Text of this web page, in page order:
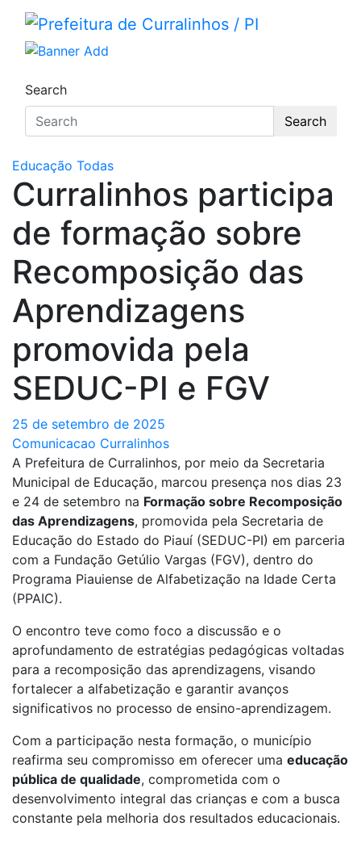
Skip
contentPrefeitura de Curralinhos /
Portal Institucional da Prefeitura de
Search
Search
Educação Todas
Curralinhos participa
de formação sobre
Recomposição das
Aprendizagens
promovida pela
SEDUC-PI e FGV
25 de setembro de 2025
Comunicacao Curralinhos
A Prefeitura de Curralinhos, por meio da Secretaria
Municipal de Educação, marcou presença nos dias 23
e 24 de setembro na Formação sobre Recomposição
das Aprendizagens, promovida pela Secretaria de
Educação do Estado do Piauí (SEDUC-PI) em parceria
com a Fundação Getúlio Vargas (FGV), dentro do
Programa Piauiense de Alfabetização na Idade Certa
(PPAIC).
O encontro teve como foco a discussão e o
aprofundamento de estratégias pedagógicas voltadas
para a recomposição das aprendizagens, visando
fortalecer a alfabetização e garantir avanços
significativos no processo de ensino-aprendizagem.
Com a participação nesta formação, o município
reafirma seu compromisso em oferecer uma educação
pública de qualidade, comprometida com o
desenvolvimento integral das crianças e com a busca
constante pela melhoria dos resultados educacionais.